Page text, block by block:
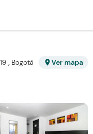
, Bogotá location_onVer mapa